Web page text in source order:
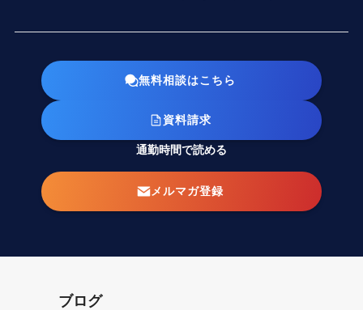
無料相談はこちら
資料請求
通勤時間で読める
メルマガ登録
ブログ